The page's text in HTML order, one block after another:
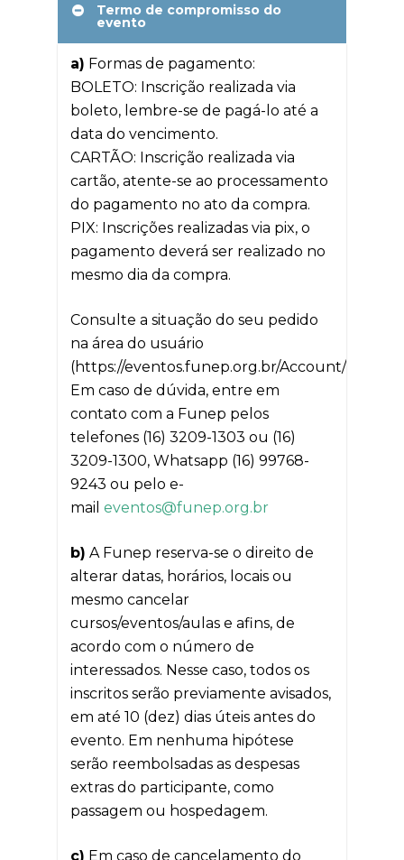
Termo de compromisso do
evento
a) Formas de pagamento:
BOLETO: Inscrição realizada via
boleto, lembre-se de pagá-lo até a
data do vencimento.
CARTÃO: Inscrição realizada via
cartão, atente-se ao processamento
do pagamento no ato da compra.
PIX: Inscrições realizadas via pix, o
pagamento deverá ser realizado no
mesmo dia da compra.
Consulte a situação do seu pedido
na área do usuário
(https://eventos.funep.org.br/Account/Login).
Em caso de dúvida, entre em
contato com a Funep pelos
telefones (16) 3209-1303 ou (16)
3209-1300, Whatsapp (16) 99768-
9243 ou pelo e-
maileventos@funep.org.br
b) A Funep reserva-se o direito de
alterar datas, horários, locais ou
mesmo cancelar
cursos/eventos/aulas e afins, de
acordo com o número de
interessados. Nesse caso, todos os
inscritos serão previamente avisados,
em até 10 (dez) dias úteis antes do
evento. Em nenhuma hipótese
serão reembolsadas as despesas
extras do participante, como
passagem ou hospedagem.
c) Em caso de cancelamento do